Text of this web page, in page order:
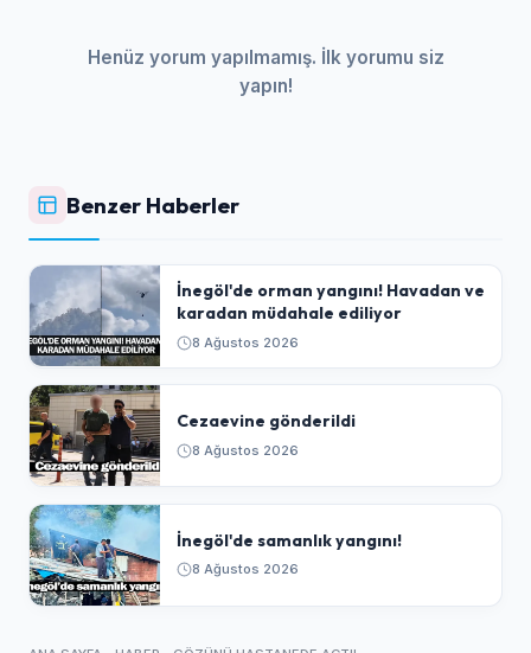
Henüz yorum yapılmamış. İlk yorumu siz
yapın!
Benzer Haberler
İnegöl'de orman yangını! Havadan ve
karadan müdahale ediliyor
8 Ağustos 2026
Cezaevine gönderildi
8 Ağustos 2026
İnegöl'de samanlık yangını!
8 Ağustos 2026